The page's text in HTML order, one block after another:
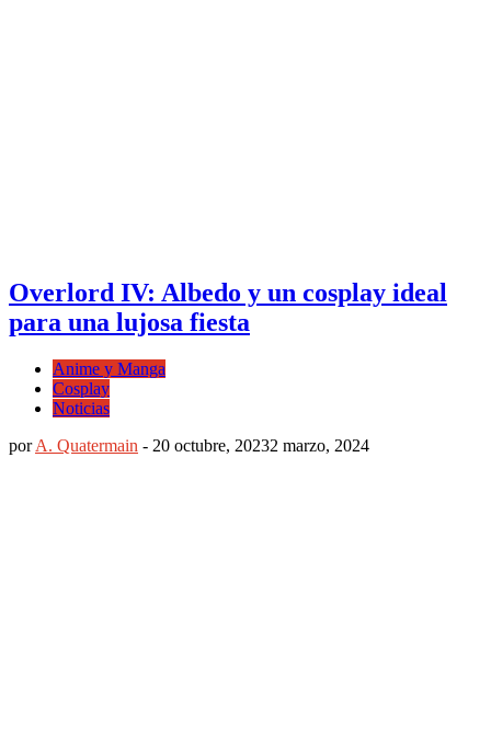
Overlord IV: Albedo y un cosplay ideal
para una lujosa fiesta
Anime y Manga
Cosplay
Noticias
porA. Quatermain - 20 octubre, 20232 marzo, 2024